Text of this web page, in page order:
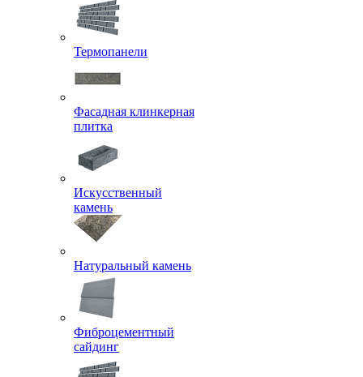
Термопанели
Фасадная клинкерная
плитка
Искусственный
камень
Натуральный камень
Фиброцементный
сайдинг